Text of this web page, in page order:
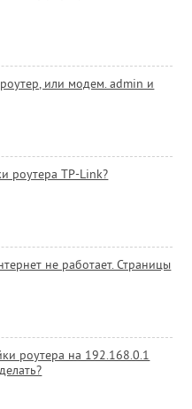
или модем. admin и
роутера TP-Link?
не работает. Страницы
роутера на 192.168.0.1